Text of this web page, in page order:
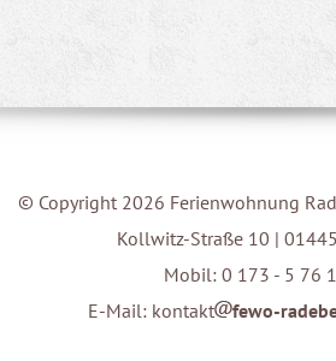
© Copyright 2026 Ferienwohnung
Kollwitz-Straße 10 |
Mobil: 0 173 - 5 76
E-Mail: kontakt
fewo-